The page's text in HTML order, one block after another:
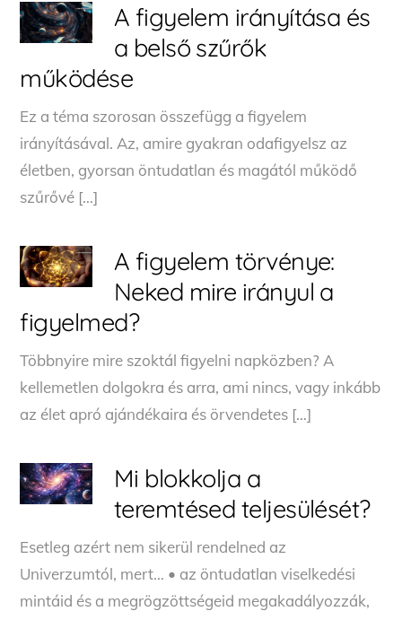
A figyelem irányítása és
a belső szűrők
működése
Ez a téma szorosan összefügg a figyelem
irányításával. Az, amire gyakran odafigyelsz az
életben, gyorsan öntudatlan és magától működő
szűrővé […]
A figyelem törvénye:
Neked mire irányul a
figyelmed?
Többnyire mire szoktál figyelni napközben? A
kellemetlen dolgokra és arra, ami nincs, vagy inkább
az élet apró ajándékaira és örvendetes […]
Mi blokkolja a
teremtésed teljesülését?
Esetleg azért nem sikerül rendelned az
Univerzumtól, mert… • az öntudatlan viselkedési
mintáid és a megrögzöttségeid megakadályozzák,